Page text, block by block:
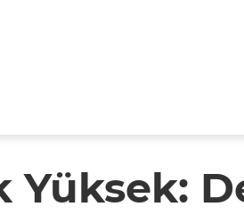
Yüksek: